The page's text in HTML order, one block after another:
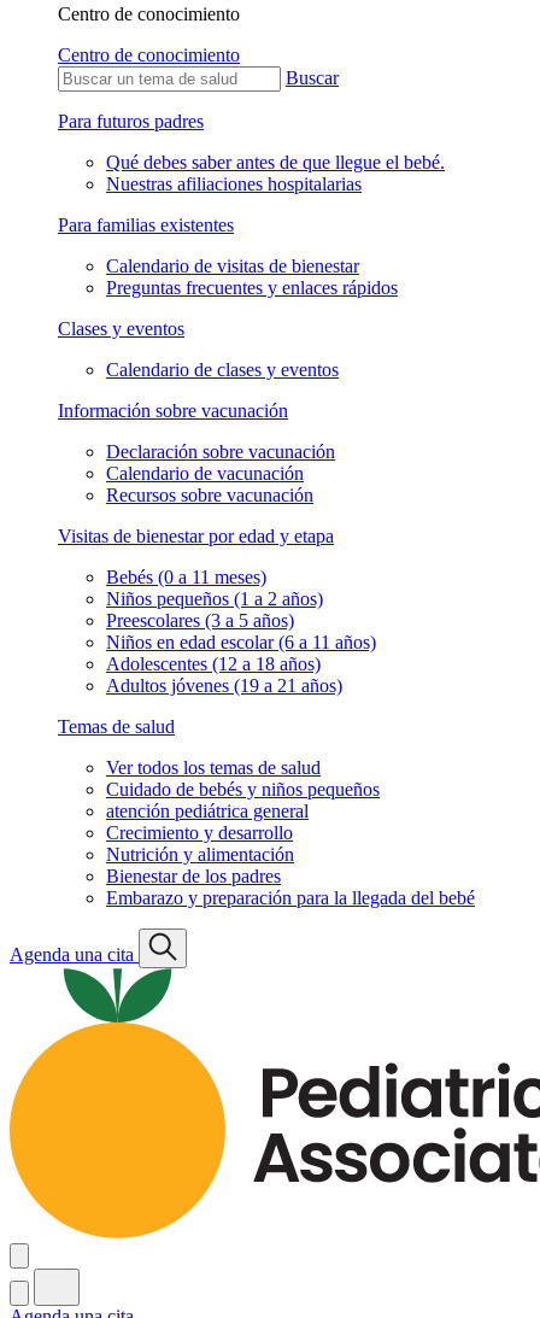
Centro de conocimiento
Centro de conocimiento
Buscar
Para futuros padres
Qué debes saber antes de que llegue el bebé.
Nuestras afiliaciones hospitalarias
Para familias existentes
Calendario de visitas de bienestar
Preguntas frecuentes y enlaces rápidos
Clases y eventos
Calendario de clases y eventos
Información sobre vacunación
Declaración sobre vacunación
Calendario de vacunación
Recursos sobre vacunación
Visitas de bienestar por edad y etapa
Bebés (0 a 11 meses)
Niños pequeños (1 a 2 años)
Preescolares (3 a 5 años)
Niños en edad escolar (6 a 11 años)
Adolescentes (12 a 18 años)
Adultos jóvenes (19 a 21 años)
Temas de salud
Ver todos los temas de salud
Cuidado de bebés y niños pequeños
atención pediátrica general
Crecimiento y desarrollo
Nutrición y alimentación
Bienestar de los padres
Embarazo y preparación para la llegada del bebé
Agenda una cita